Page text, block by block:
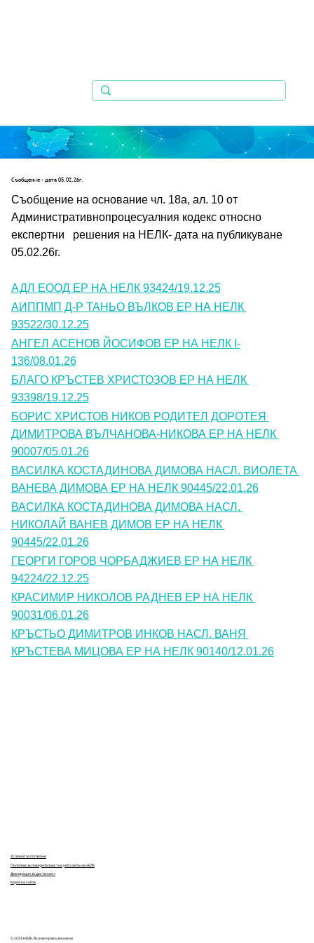
Съобщениe - дата 05.02.26г.
Съобщение на основание чл. 18а, ал. 10 от
Административнопроцесуалния кодекс относно
експертни   решения на НЕЛК- дата на публикуване
05.02.26г.
АДЛ ЕООД ЕР НА НЕЛК 93424/19.12.25
АИППМП Д-Р ТАНЬО ВЪЛКОВ ЕР НА НЕЛК
93522/30.12.25
АНГЕЛ АСЕНОВ ЙОСИФОВ ЕР НА НЕЛК I-
136/08.01.26
БЛАГО КРЪСТЕВ ХРИСТОЗОВ ЕР НА НЕЛК
93398/19.12.25
БОРИС ХРИСТОВ НИКОВ РОДИТЕЛ ДОРОТЕЯ
ДИМИТРОВА ВЪЛЧАНОВА-НИКОВА ЕР НА НЕЛК
90007/05.01.26
ВАСИЛКА КОСТАДИНОВА ДИМОВА НАСЛ. ВИОЛЕТА
ВАНЕВА ДИМОВА ЕР НА НЕЛК 90445/22.01.26
ВАСИЛКА КОСТАДИНОВА ДИМОВА НАСЛ.
НИКОЛАЙ ВАНЕВ ДИМОВ ЕР НА НЕЛК
90445/22.01.26
ГЕОРГИ ГОРОВ ЧОРБАДЖИЕВ ЕР НА НЕЛК
94224/22.12.25
КРАСИМИР НИКОЛОВ РАДНЕВ ЕР НА НЕЛК
90031/06.01.26
КРЪСТЬО ДИМИТРОВ ИНКОВ НАСЛ. ВАНЯ
КРЪСТЕВА МИЦОВА ЕР НА НЕЛК 90140/12.01.26
Условия за ползване
Политика за поверителност на уеб сайта на НЕЛК
Декларация за достъпност
Карта на сайта
© 2023 НЕЛК. Всички права запазени